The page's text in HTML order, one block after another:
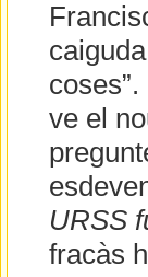
ve el
URSS
fracàs